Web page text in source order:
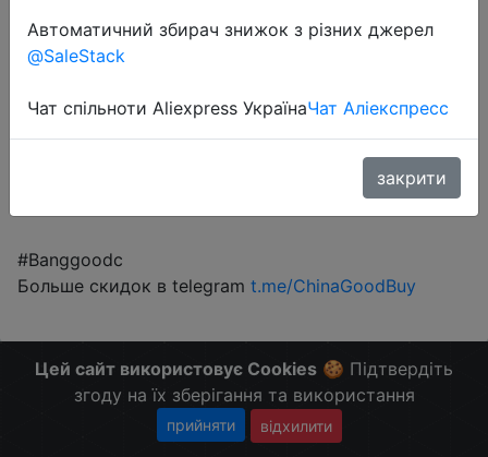
#Banggoodс
Больше скидок в telegram t.me/ChinaGoodBuy
Цей сайт використовує Cookies 🍪 Підтвердіть
згоду на їх зберігання та використання
прийняти відхилити
Автоматичний збирач знижок з різних джерел
@SaleStack
Чат спільноти Aliexpress УкраїнаЧат Аліекспресс
закрити